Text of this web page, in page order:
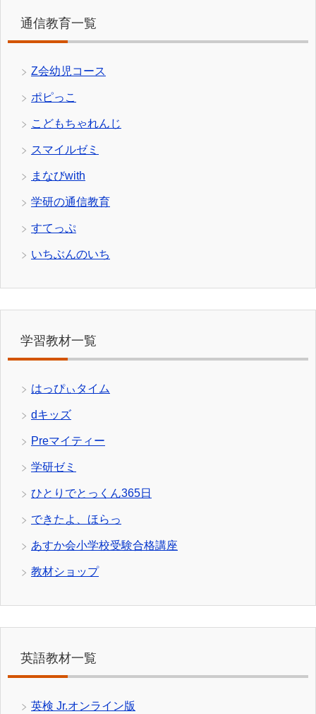
通信教育一覧
Z会幼児コース
ポピっこ
こどもちゃれんじ
スマイルゼミ
まなびwith
学研の通信教育
すてっぷ
いちぶんのいち
学習教材一覧
はっぴぃタイム
dキッズ
Preマイティー
学研ゼミ
ひとりでとっくん365日
できたよ、ほらっ
あすか会小学校受験合格講座
教材ショップ
英語教材一覧
英検 Jr.オンライン版